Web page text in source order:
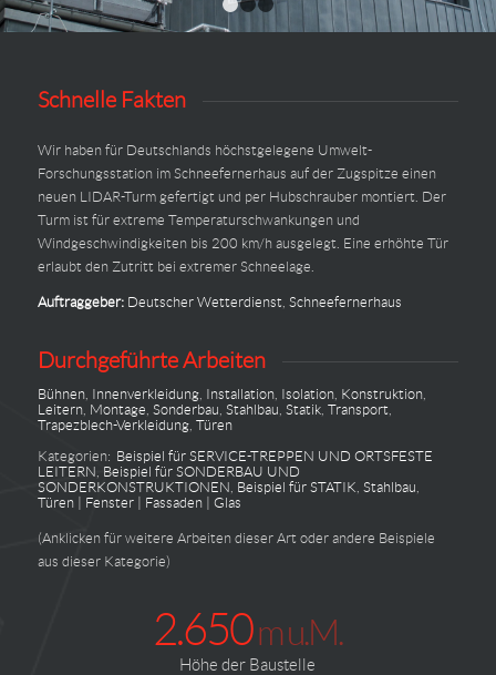
1 2
Schnelle Fakten
Wir haben für Deutschlands höchstgelegene Umwelt-
Forschungsstation im Schneefernerhaus auf der Zugspitze einen
neuen LIDAR-Turm gefertigt und per Hubschrauber montiert. Der
Turm ist für extreme Temperaturschwankungen und
Windgeschwindigkeiten bis 200 km/h ausgelegt. Eine erhöhte Tür
erlaubt den Zutritt bei extremer Schneelage.
Auftraggeber: Deutscher Wetterdienst, Schneefernerhaus
Durchgeführte Arbeiten
Bühnen, Innenverkleidung, Installation, Isolation, Konstruktion,
Leitern, Montage Sonderbau Stahlbau Statik, Transport,
Trapezblech-Verkleidung, Türen
Kategorien: Beispiel für SERVICE-TREPPEN UND ORTSFESTE
LEITERN Beispiel für SONDERBAU UND
SONDERKONSTRUKTIONEN Beispiel für STATIK Stahlbau
Türen | Fenster | Fassaden | Glas
(Anklicken für weitere Arbeiten dieser Art oder andere Beispiele
aus dieser Kategorie)
2.650m u.M.
Höhe der Baustelle